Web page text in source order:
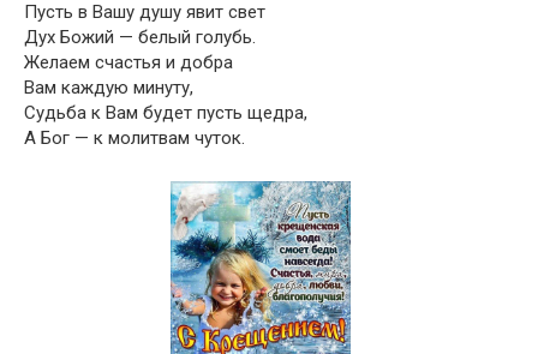
Пусть в Вашу душу явит свет
Дух Божий — белый голубь.
Желаем счастья и добра
Вам каждую минуту,
Судьба к Вам будет пусть щедра,
А Бог — к молитвам чуток.